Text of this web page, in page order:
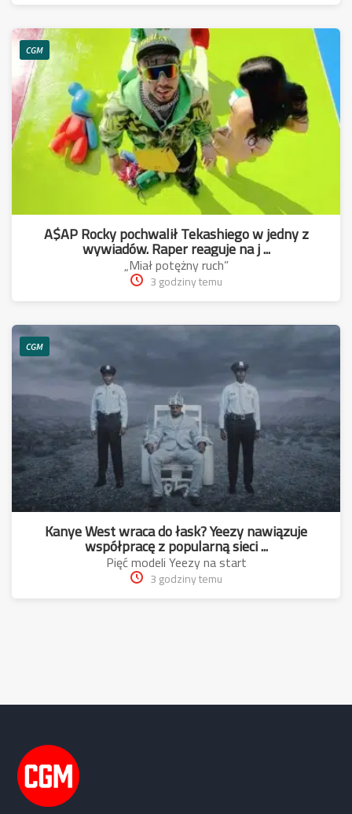
CGM
A$AP Rocky pochwalił Tekashiego w jedny z
wywiadów. Raper reaguje na j ...
„Miał potężny ruch”
3 godziny temu
CGM
Kanye West wraca do łask? Yeezy nawiązuje
współpracę z popularną sieci ...
Pięć modeli Yeezy na start
3 godziny temu